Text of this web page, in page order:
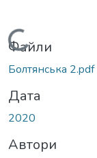
Вантажиться...
Файли
Болтянська 2.pdf
Дата
2020
Автори